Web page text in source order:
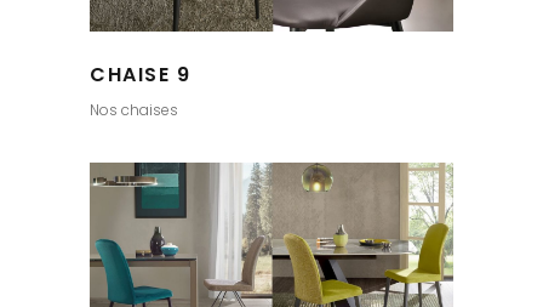
CHAISE 9
Nos chaises